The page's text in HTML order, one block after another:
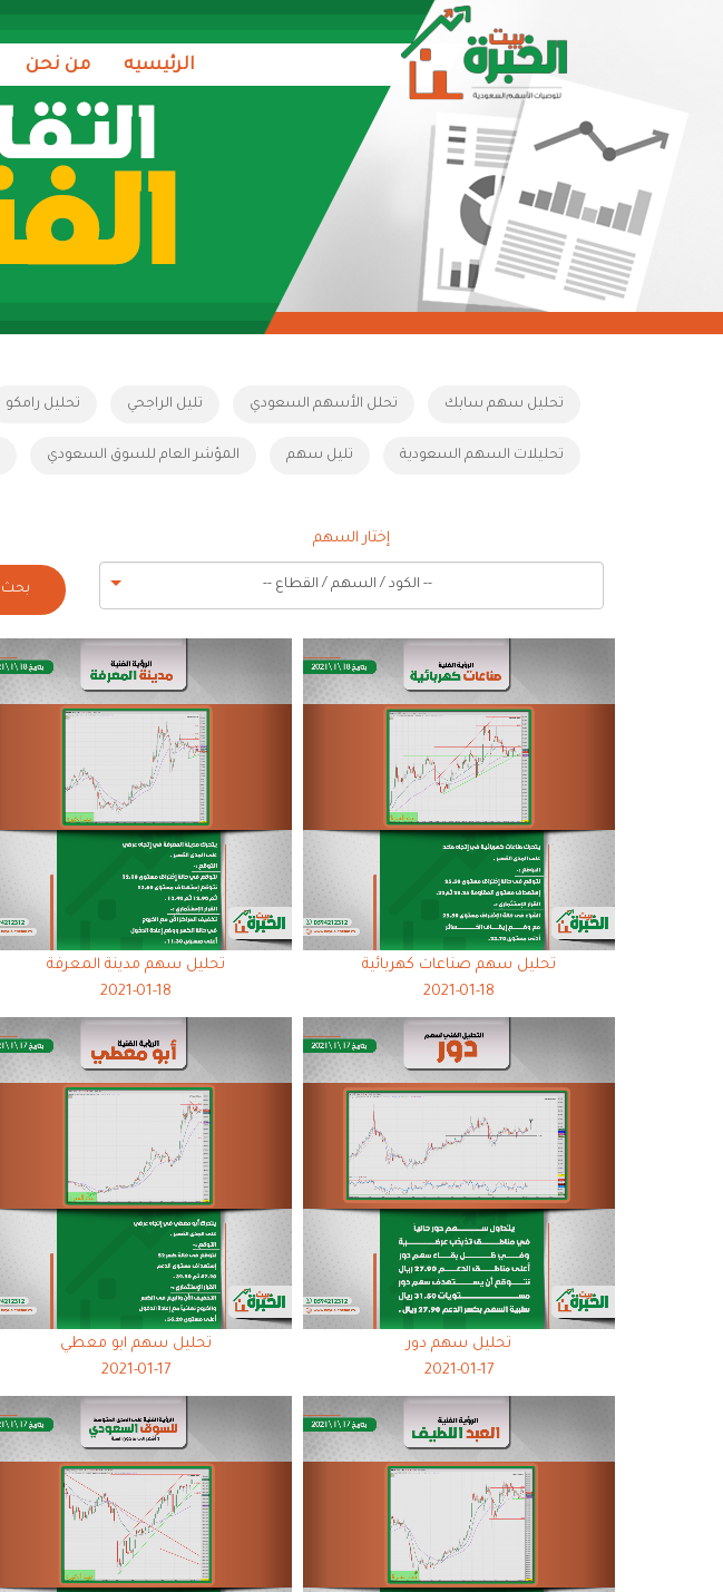
الرئيسيه من نحن
تحليل سهم سابك تحلل الأسهم السعودي تليل الراجحي تحليل رامكو
تحليلات السهم السعودية تليل سهم المؤشر العام للسوق السعودي
إختار السهم
-- الكود / السهم / القطاع -- بحث
تحليل سهم صناعات كهربائية
2021-01-18
تحليل سهم مدينة المعرفة
2021-01-18
تحليل سهم دور
2021-01-17
تحليل سهم ابو معطي
2021-01-17